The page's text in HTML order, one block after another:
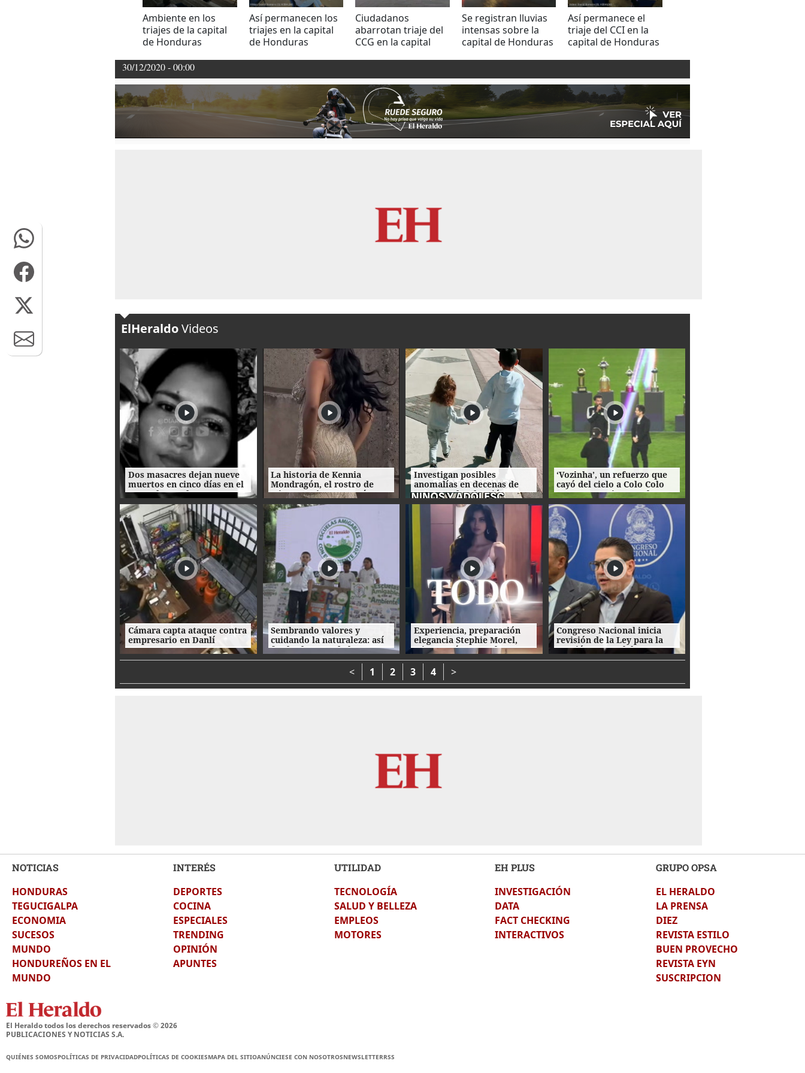
Ambiente en los
triajes de la capital
de Honduras
Así permanecen los
triajes en la capital
de Honduras
Ciudadanos
abarrotan triaje del
CCG en la capital
Se registran lluvias
intensas sobre la
capital de Honduras
Así permanece el
triaje del CCI en la
capital de Honduras
30/12/2020 - 00:00
ElHeraldoVideos
Dos masacres dejan nueve
muertos en cinco días en el
norte de Honduras
La historia de Kennia
Mondragón, el rostro de
Miss Francisco Morazán que
busca la corona nacional
Investigan posibles
anomalías en decenas de
procesos de adopción en
Honduras
‘Vozinha’, un refuerzo que
cayó del cielo a Colo Colo
como su camiseta en la
bienvenida
Cámara capta ataque contra
empresario en Danlí
Sembrando valores y
cuidando la naturaleza: así
fue la clausura de las
Escuelas Amigables con el
Experiencia, preparación
elegancia Stephie Morel,
Miss Cortés va por la corona
de Miss Honduras 2026
Congreso Nacional inicia
revisión de la Ley para la
Gestión Integral de
Residuos en Honduras
< 1 2 3 4 >
NOTICIAS
HONDURAS
TEGUCIGALPA
ECONOMIA
SUCESOS
MUNDO
HONDUREÑOS EN EL
MUNDO
INTERÉS
DEPORTES
COCINA
ESPECIALES
TRENDING
OPINIÓN
APUNTES
UTILIDAD
TECNOLOGÍA
SALUD Y BELLEZA
EMPLEOS
MOTORES
EH PLUS
INVESTIGACIÓN
DATA
FACT CHECKING
INTERACTIVOS
GRUPO OPSA
EL HERALDO
LA PRENSA
DIEZ
REVISTA ESTILO
BUEN PROVECHO
REVISTA EYN
SUSCRIPCION
El Heraldo todos los derechos reservados ©2026
PUBLICACIONES Y NOTICIAS S.A.
QUIÉNES SOMOSPOLÍTICAS DE PRIVACIDADPOLÍTICAS DE COOKIESMAPA DEL SITIOANÚNCIESE CON NOSOTROSNEWSLETTERRSS